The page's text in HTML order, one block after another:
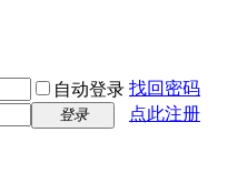
自动登录 找回密码
登录
点此注册